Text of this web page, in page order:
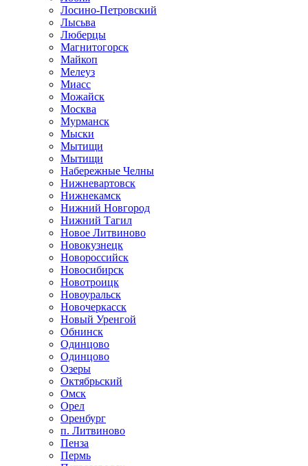
Лосино-Петровский
Лысьва
Люберцы
Магнитогорск
Майкоп
Мелеуз
Миасс
Можайск
Москва
Мурманск
Мыски
Мытищи
Мытищи
Набережные Челны
Нижневартовск
Нижнекамск
Нижний Новгород
Нижний Тагил
Новое Литвиново
Новокузнецк
Новороссийск
Новосибирск
Новотроицк
Новоуральск
Новочеркасск
Новый Уренгой
Обнинск
Одинцово
Одинцово
Озеры
Октябрьский
Омск
Орел
Оренбург
п. Литвиново
Пенза
Пермь